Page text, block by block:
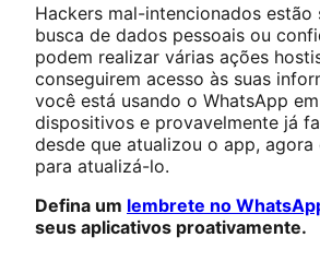
Hackers mal-intencionados estão
busca de dados pessoais ou
podem realizar várias ações
conseguirem acesso às suas
você está usando o WhatsApp
dispositivos e provavelmente já
desde que atualizou o app, agora
para atualizá-lo.
Defina um lembrete no
seus aplicativos proativamente.